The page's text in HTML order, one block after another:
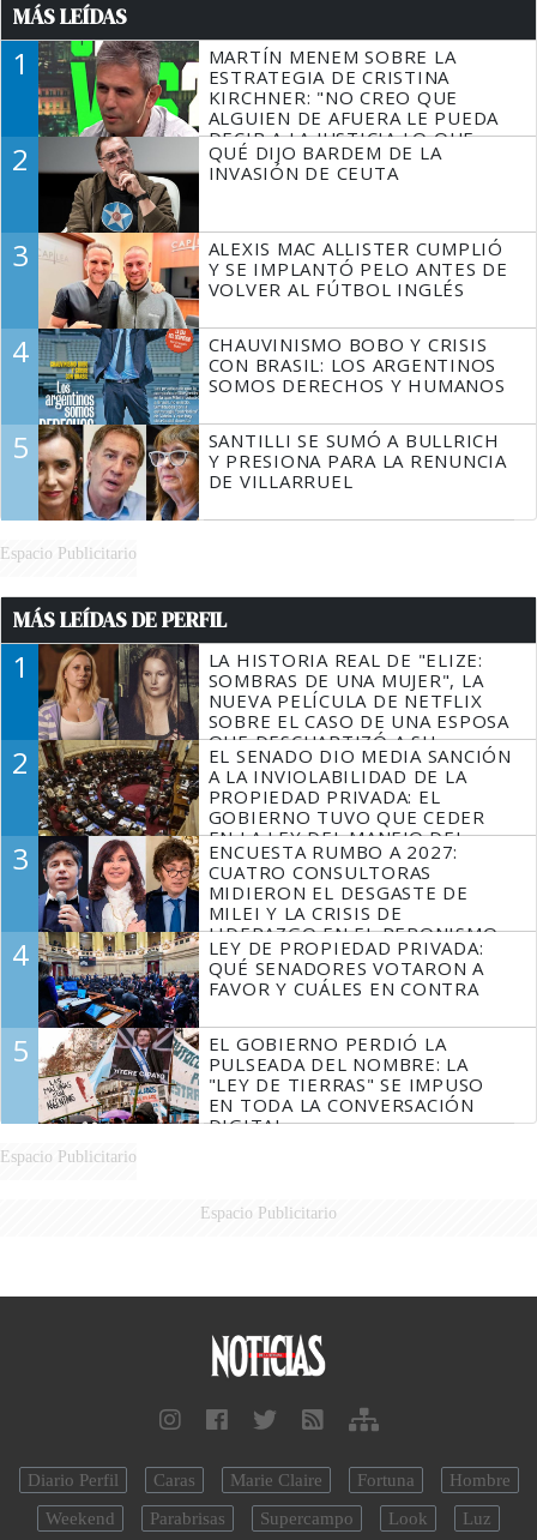
MÁS LEÍDAS
1
MARTÍN MENEM SOBRE LA
ESTRATEGIA DE CRISTINA
KIRCHNER: "NO CREO QUE
ALGUIEN DE AFUERA LE PUEDA
DECIR A LA JUSTICIA LO QUE
TIENE QUE HACER"
2
QUÉ DIJO BARDEM DE LA
INVASIÓN DE CEUTA
3
ALEXIS MAC ALLISTER CUMPLIÓ
Y SE IMPLANTÓ PELO ANTES DE
VOLVER AL FÚTBOL INGLÉS
4
CHAUVINISMO BOBO Y CRISIS
CON BRASIL: LOS ARGENTINOS
SOMOS DERECHOS Y HUMANOS
5
SANTILLI SE SUMÓ A BULLRICH
Y PRESIONA PARA LA RENUNCIA
DE VILLARRUEL
Espacio Publicitario
MÁS LEÍDAS DE PERFIL
1
LA HISTORIA REAL DE "ELIZE:
SOMBRAS DE UNA MUJER", LA
NUEVA PELÍCULA DE NETFLIX
SOBRE EL CASO DE UNA ESPOSA
QUE DESCUARTIZÓ A SU
MARIDO
2
EL SENADO DIO MEDIA SANCIÓN
A LA INVIOLABILIDAD DE LA
PROPIEDAD PRIVADA: EL
GOBIERNO TUVO QUE CEDER
EN LA LEY DEL MANEJO DEL
FUEGO
3
ENCUESTA RUMBO A 2027:
CUATRO CONSULTORAS
MIDIERON EL DESGASTE DE
MILEI Y LA CRISIS DE
LIDERAZGO EN EL PERONISMO
4
LEY DE PROPIEDAD PRIVADA:
QUÉ SENADORES VOTARON A
FAVOR Y CUÁLES EN CONTRA
5
EL GOBIERNO PERDIÓ LA
PULSEADA DEL NOMBRE: LA
"LEY DE TIERRAS" SE IMPUSO
EN TODA LA CONVERSACIÓN
DIGITAL
Espacio Publicitario
Espacio Publicitario
Diario Perfil Caras Marie Claire Fortuna
Hombre
Weekend
Parabrisas Supercampo Look Luz